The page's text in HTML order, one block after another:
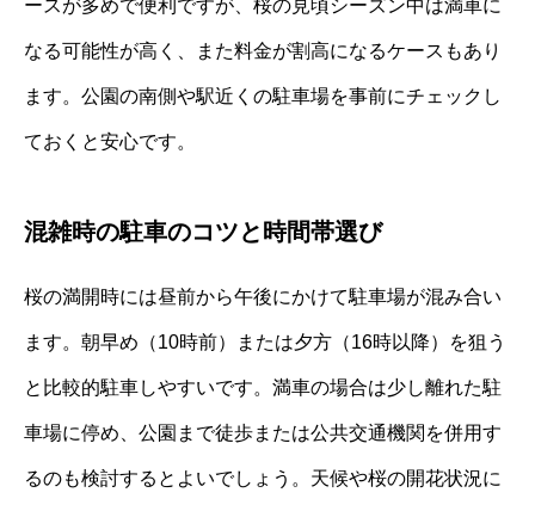
ースが多めで便利ですが、桜の見頃シーズン中は満車に
なる可能性が高く、また料金が割高になるケースもあり
ます。公園の南側や駅近くの駐車場を事前にチェックし
ておくと安心です。
混雑時の駐車のコツと時間帯選び
桜の満開時には昼前から午後にかけて駐車場が混み合い
ます。朝早め（10時前）または夕方（16時以降）を狙う
と比較的駐車しやすいです。満車の場合は少し離れた駐
車場に停め、公園まで徒歩または公共交通機関を併用す
るのも検討するとよいでしょう。天候や桜の開花状況に